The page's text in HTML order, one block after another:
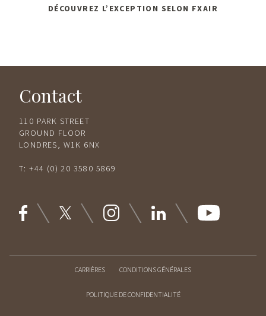
DÉCOUVREZ L’EXCEPTION SELON FXAIR
Contact
110 PARK STREET
GROUND FLOOR
LONDRES, W1K 6NX
T:+44 (0) 20 3580 5869
CARRIÈRES CONDITIONS GÉNÉRALES
POLITIQUE DE CONFIDENTIALITÉ